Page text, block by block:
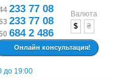
до 19:00
233 77 08
233 77 08
684 2 486
Онлайн консультация!
Валюта
$
₴